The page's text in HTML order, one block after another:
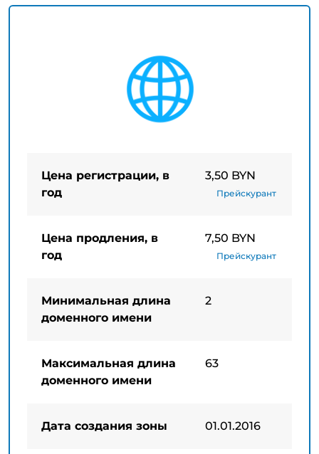
Цена регистрации, в
год
3,50 BYN
Прейскурант
Цена продления, в
год
7,50 BYN
Прейскурант
Минимальная длина
доменного имени
2
Максимальная длина
доменного имени
63
Дата создания зоны 01.01.2016